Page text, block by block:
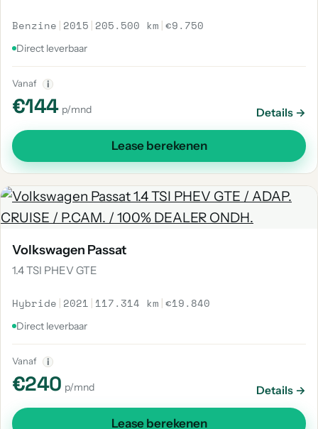
Benzine | 2015 | 205.500 km |€9.750
Direct leverbaar
Vanaf i
€144 p/mnd Details →
Lease berekenen
Volkswagen Passat
1.4 TSI PHEV GTE
Hybride | 2021 | 117.314 km |€19.840
Direct leverbaar
Vanaf i
€240 p/mnd Details →
Lease berekenen